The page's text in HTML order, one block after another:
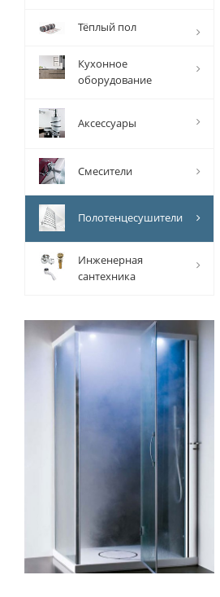
Тёплый пол
Кухонное
оборудование
Аксессуары
Смесители
Полотенцесушители
Инженерная
сантехника